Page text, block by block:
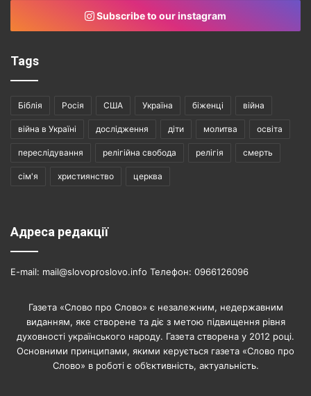
Subscribe to our instagram
Tags
Біблія Росія США Україна біженці війна
війна в Україні дослідження діти молитва освіта
переслідування релігійна свобода релігія смерть
сім'я християнство церква
Адреса редакції
E-mail: mail@slovoproslovo.info Телефон: 0966126096
Газета «Слово про Слово» є незалежним, недержавним
виданням, яке створене та діє з метою підвищення рівня
духовності українського народу. Газета створена у 2012 році.
Основними принципами, якими керується газета «Слово про
Слово» в роботі є об’єктивність, актуальність.